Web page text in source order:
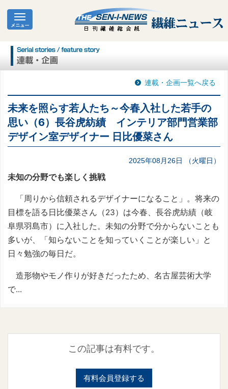
連載・企画一覧へ戻る
未来を照らす若人たち～今春入社した若手の
思い（6）長谷虎紡績 インテリア部門営業部
デザイン室デザイナー 日比優菜さん
2025年08月26日 （火曜日）
未知の分野でも楽しく挑戦
「周りから信頼されるデザイナーになること」。将来の
目標を語る日比優菜さん（23）は今春、長谷虎紡績（岐
阜県羽島市）に入社した。未知の分野で分からないことも
多いが、「知らないことを知っていくことが楽しい」と
日々勉強の毎日だ。
造形物やモノ作りが好きだったため、名古屋芸術大学
で...
この記事は有料です。
有料会員登録する